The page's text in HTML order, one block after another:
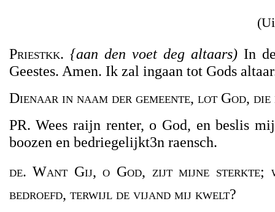
Priestkk. {aan den voet deg altaars)In
Geestes. Amen. Ik zal ingaan tot Gods
Dienaar in naam der gemeente, lot God,
PR. Wees raijn renter, o God, en beslis
boozen en bedriegelijkt3n raensch.
de. Want Gij, o God, zijt mijne sterkte;
bedroefd, terwijl de vijand mij kwelt?